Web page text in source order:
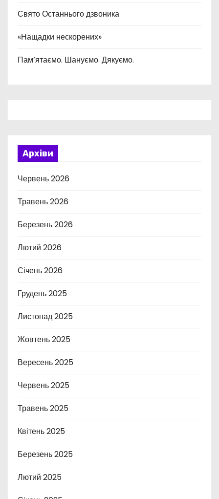
Свято Останнього дзвоника
«Нащадки нескорених»
Пам’ятаємо. Шануємо. Дякуємо.
Архіви
Червень 2026
Травень 2026
Березень 2026
Лютий 2026
Січень 2026
Грудень 2025
Листопад 2025
Жовтень 2025
Вересень 2025
Червень 2025
Травень 2025
Квітень 2025
Березень 2025
Лютий 2025